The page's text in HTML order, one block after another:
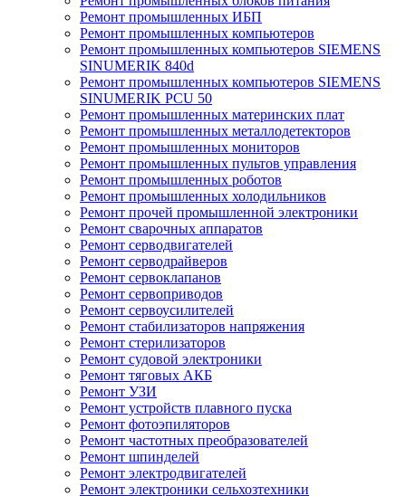
Ремонт промышленных ИБП
Ремонт промышленных компьютеров
Ремонт промышленных компьютеров SIEMENS
SINUMERIK 840d
Ремонт промышленных компьютеров SIEMENS
SINUMERIK PCU 50
Ремонт промышленных материнских плат
Ремонт промышленных металлодетекторов
Ремонт промышленных мониторов
Ремонт промышленных пультов управления
Ремонт промышленных роботов
Ремонт промышленных холодильников
Ремонт прочей промышленной электроники
Ремонт сварочных аппаратов
Ремонт серводвигателей
Ремонт серводрайверов
Ремонт сервоклапанов
Ремонт сервоприводов
Ремонт сервоусилителей
Ремонт стабилизаторов напряжения
Ремонт стерилизаторов
Ремонт судовой электроники
Ремонт тяговых АКБ
Ремонт УЗИ
Ремонт устройств плавного пуска
Ремонт фотоэпиляторов
Ремонт частотных преобразователей
Ремонт шпинделей
Ремонт электродвигателей
Ремонт электроники сельхозтехники